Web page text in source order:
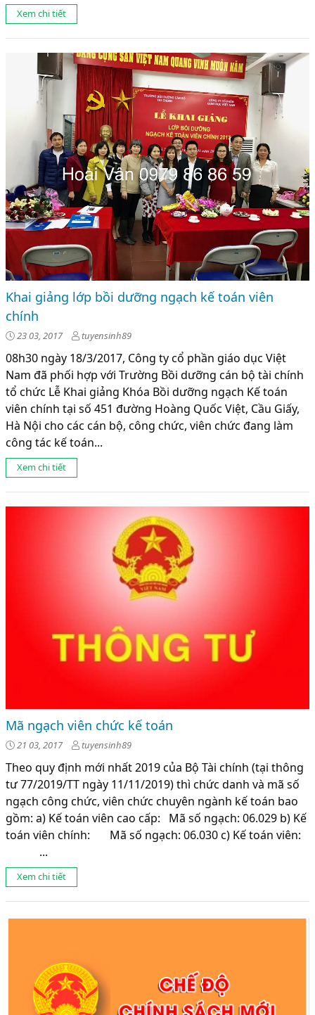
Xem chi tiết
Khai giảng lớp bồi dưỡng ngạch kế toán viên
chính
23 03, 2017 tuyensinh89
08h30 ngày 18/3/2017, Công ty cổ phần giáo dục Việt
Nam đã phối hợp với Trường Bồi dưỡng cán bộ tài chính
tổ chức Lễ Khai giảng Khóa Bồi dưỡng ngạch Kế toán
viên chính tại số 451 đường Hoàng Quốc Việt, Cầu Giấy,
Hà Nội cho các cán bộ, công chức, viên chức đang làm
công tác kế toán...
Xem chi tiết
Mã ngạch viên chức kế toán
21 03, 2017 tuyensinh89
Theo quy định mới nhất 2019 của Bộ Tài chính (tại thông
tư 77/2019/TT ngày 11/11/2019) thì chức danh và mã số
ngạch công chức, viên chức chuyên ngành kế toán bao
gồm: a) Kế toán viên cao cấp: Mã số ngạch: 06.029 b) Kế
toán viên chính: Mã số ngạch: 06.030 c) Kế toán viên:
...
Xem chi tiết